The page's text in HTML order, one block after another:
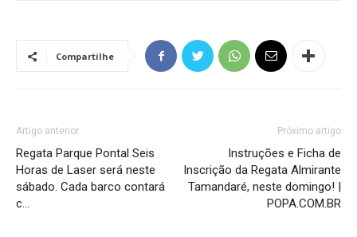
Compartilhe
Artigo anterior
Regata Parque Pontal Seis
Horas de Laser será neste
sábado. Cada barco contará
c…
Próximo artigo
Instruções e Ficha de
Inscrição da Regata Almirante
Tamandaré, neste domingo! |
POPA.COM.BR